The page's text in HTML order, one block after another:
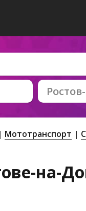
Мототранспорт
на-